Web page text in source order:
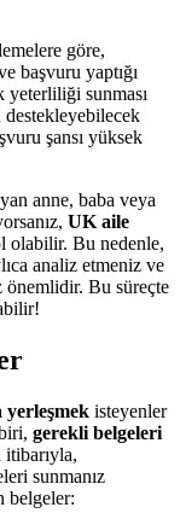
göre,
başvuru yaptığı
yeterliliği sunması
şansı yüksek
anne, baba veya
UK aile
olabilir. Bu nedenle,
analiz etmeniz ve
önemlidir. Bu süreçte
yerleşmek isteyenler
gerekli belgeleri
itibarıyla,
sunmanız
belgeler: